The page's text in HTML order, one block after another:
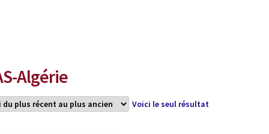
Algérie
Voici le seul résultat